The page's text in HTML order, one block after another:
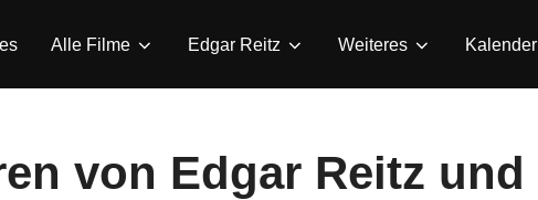
Alle Filme Edgar Reitz Weiteres Kalender
von Edgar Reitz und